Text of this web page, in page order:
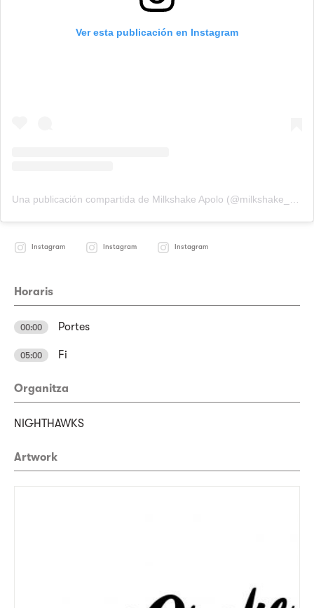
Ver esta publicación en Instagram
Una publicación compartida de Milkshake Apolo (@milkshake_apolo)
Instagram Instagram Instagram
Horaris
00:00 Portes
05:00 Fi
Organitza
NIGHTHAWKS
Artwork